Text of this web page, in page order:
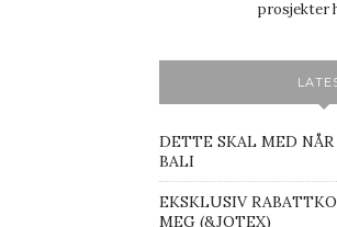
prosjekter
DETTE SKAL MED
BALI
EKSKLUSIV
MEG (&JOTEX)